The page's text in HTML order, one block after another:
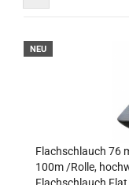
NEU
Flachschlauch 76
100m /Rolle,